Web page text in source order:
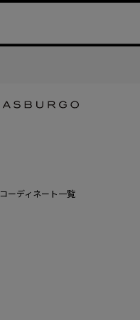
コーディネート一覧